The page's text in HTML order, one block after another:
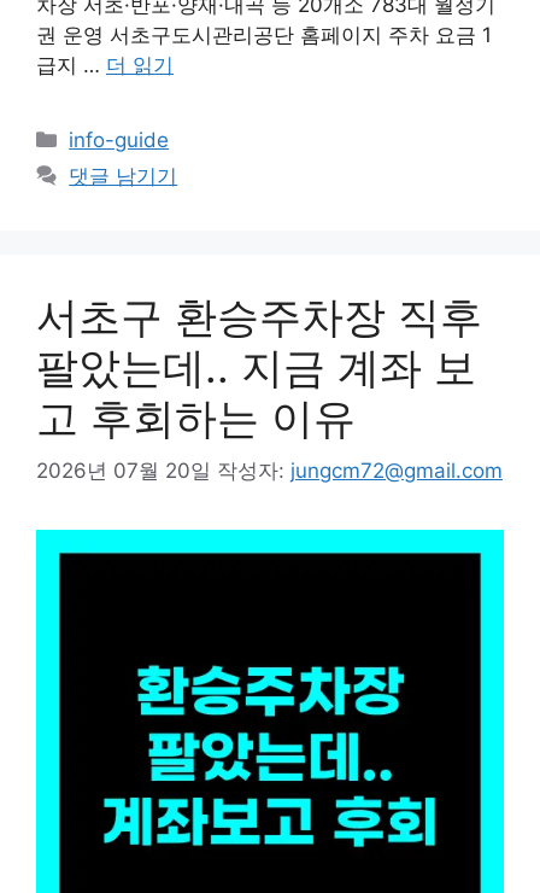
권 운영 서초구도시관리공단 홈페이지 주차 요금 1
급지 … 더 읽기
카
테
고
info-guide
댓글 남기기
서초구 환승주차장 직후
팔았는데.. 지금 계좌 보
고 후회하는 이유
2026년 07월 20일 작성자: jungcm72@gmail.com